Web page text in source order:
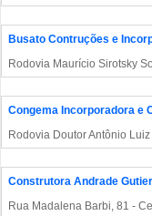
Busato Contruções e
Rodovia Maurício Sirotsky
Congema Incorporadora e
Rodovia Doutor Antônio
Construtora Andrade
Rua Madalena Barbi, 81 -